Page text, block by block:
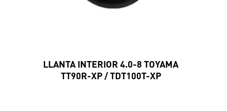
LLANTA INTERIOR 4.0-8 TOYAMA
TT90R-XP / TDT100T-XP